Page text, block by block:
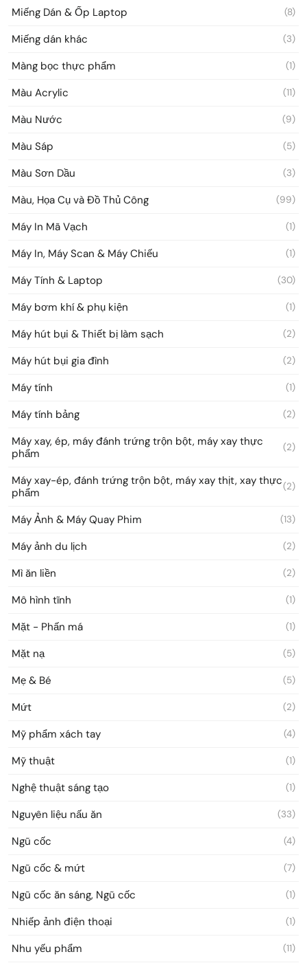
Miếng Dán & Ốp Laptop (8)
Miếng dán khác (3)
Màng bọc thực phẩm (1)
Màu Acrylic (11)
Màu Nước (9)
Màu Sáp (5)
Màu Sơn Dầu (3)
Màu, Họa Cụ và Đồ Thủ Công (99)
Máy In Mã Vạch (1)
Máy In, Máy Scan & Máy Chiếu (1)
Máy Tính & Laptop (30)
Máy bơm khí & phụ kiện (1)
Máy hút bụi & Thiết bị làm sạch (2)
Máy hút bụi gia đình (2)
Máy tính (1)
Máy tính bảng (2)
Máy xay, ép, máy đánh trứng trộn bột, máy xay thực
phẩm
(2)
Máy xay-ép, đánh trứng trộn bột, máy xay thịt, xay thực
phẩm
(2)
Máy Ảnh & Máy Quay Phim (13)
Máy ảnh du lịch (2)
Mì ăn liền (2)
Mô hình tĩnh (1)
Mặt - Phấn má (1)
Mặt nạ (5)
Mẹ & Bé (5)
Mứt (2)
Mỹ phẩm xách tay (4)
Mỹ thuật (1)
Nghệ thuật sáng tạo (1)
Nguyên liệu nấu ăn (33)
Ngũ cốc (4)
Ngũ cốc & mứt (7)
Ngũ cốc ăn sáng, Ngũ cốc (1)
Nhiếp ảnh điện thoại (1)
Nhu yếu phẩm (11)